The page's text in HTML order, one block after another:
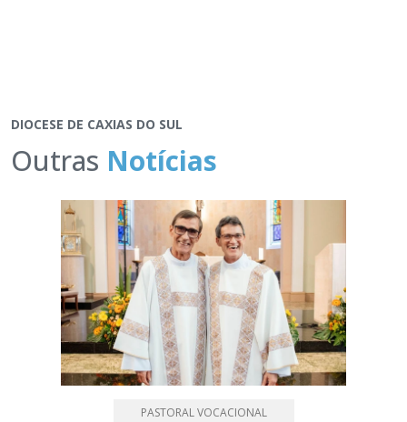
DIOCESE DE CAXIAS DO SUL
Outras Notícias
PASTORAL VOCACIONAL